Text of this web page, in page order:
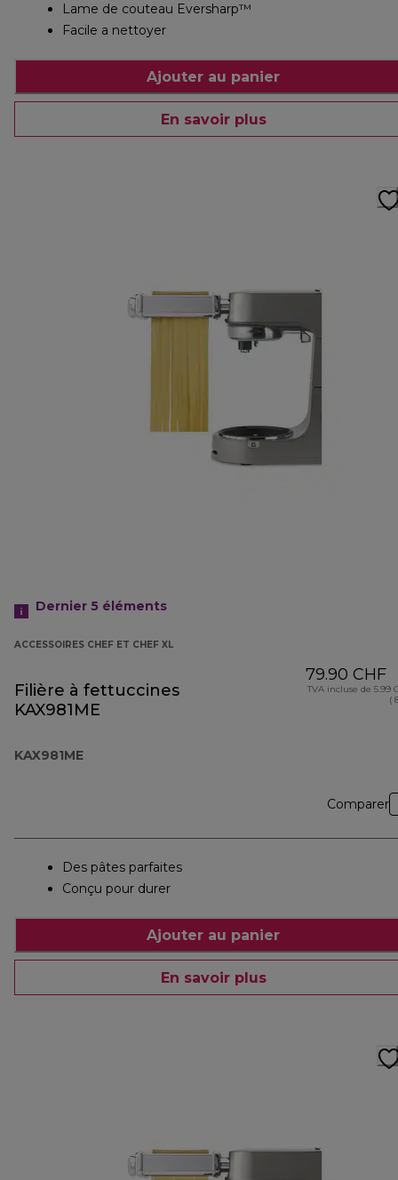
Lame de couteau Eversharp™
Facile a nettoyer
Ajouter au panier
En savoir plus
Dernier 5 éléments
ACCESSOIRES CHEF ET CHEF XL
Filière à fettuccines
KAX981ME
KAX981ME
79.90 CHF
TVA incluse de 5.99
(
Comparer
Des pâtes parfaites
Conçu pour durer
Ajouter au panier
En savoir plus